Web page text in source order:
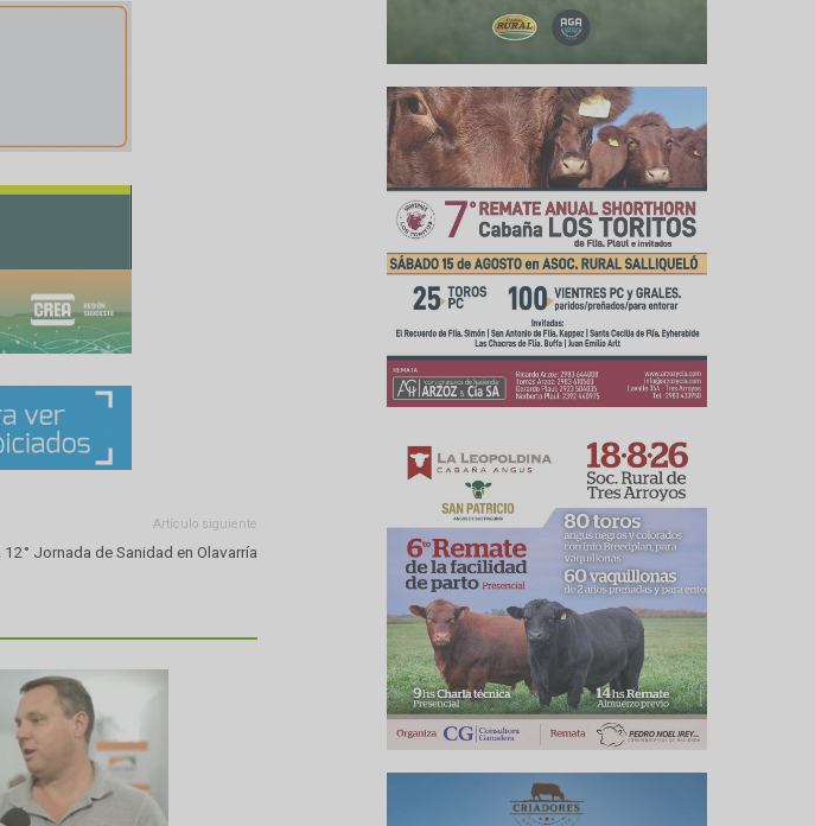
edición, los visitantes también
negocio también ocuparan un